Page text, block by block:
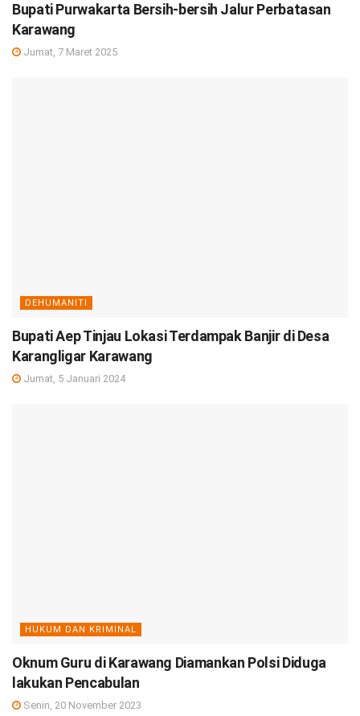
Bupati Purwakarta Bersih-bersih Jalur Perbatasan
Karawang
Jumat, 7 Maret 2025
DEHUMANITI
Bupati Aep Tinjau Lokasi Terdampak Banjir di Desa
Karangligar Karawang
Jumat, 5 Januari 2024
HUKUM DAN KRIMINAL
Oknum Guru di Karawang Diamankan Polsi Diduga
lakukan Pencabulan
Senin, 20 November 2023